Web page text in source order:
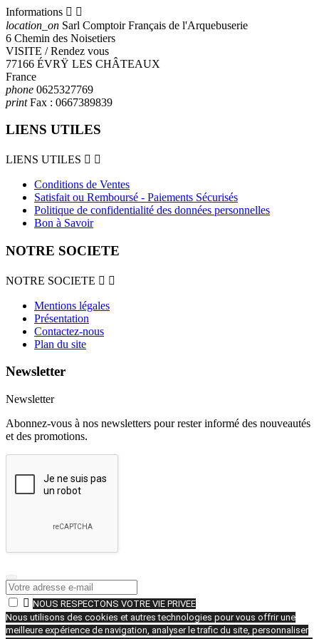
Informations  
location_on Sarl Comptoir Français de l'Arquebuserie
6 Chemin des Noisetiers
VISITE / Rendez vous
77166 ÉVRŸ LES CHÂTEAUX
France
phone 0625327769
printFax : 0667389839
LIENS UTILES
LIENS UTILES  
Conditions de Ventes
Satisfait ou Remboursé - Paiements Sécurisés
Politique de confidentialité des données personnelles
Bon à Savoir
NOTRE SOCIETE
NOTRE SOCIETE  
Mentions légales
Présentation
Contactez-nous
Plan du site
Newsletter
Newsletter
Abonnez-vous à nos newsletters pour rester informé des nouveautés
et des promotions.
 NOUS RESPECTONS VOTRE VIE PRIVEE
Nous utilisons des cookies et autres technologies pour vous offrir une
meilleure expérience de navigation, analyser le trafic du site, personnaliser